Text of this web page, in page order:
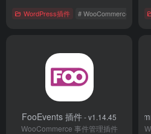
WordPress插件 # WooCommerce #
FooEvents 插件- v1.14.45
WooCommerce 事件管理插件